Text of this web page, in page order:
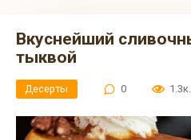
Вкуснейший сливочный торт чизкейк с
тыквой
Десерты 0 1.3к.